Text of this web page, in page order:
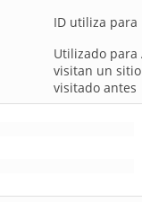
ID utiliza
Utilizado para
visitan un
visitado antes